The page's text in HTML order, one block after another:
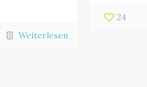
Weiterlesen
24